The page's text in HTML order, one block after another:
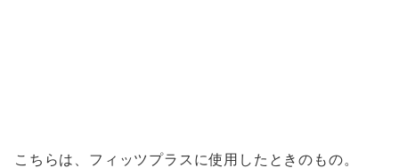
こちらは、フィッツプラスに使用したときのもの。